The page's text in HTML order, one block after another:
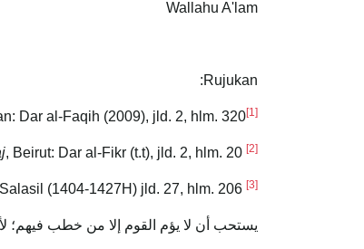
Wallahu A'lam
Rujukan:
[1]
Dar al-Faqih (2009), jld. 2, hlm. 320.
[2]
, Beirut: Dar al-Fikr (t.t), jld. 2, hlm. 20.
[3]
يستحب أن لا يؤم القوم إلا من خطب فيهم؛